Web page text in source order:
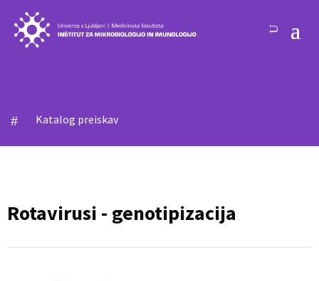
# Katalog preiskav
Rotavirusi - genotipizacija